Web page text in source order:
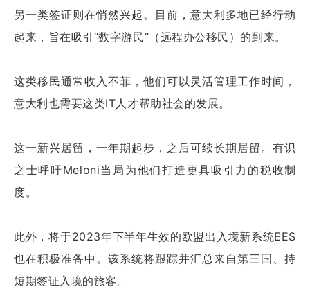
另一类签证则在悄然兴起。目前，意大利多地已经行动
起来，旨在吸引“数字游民”（远程办公移民）的到来。
这类移民通常收入不菲，他们可以灵活管理工作时间，
意大利也需要这类IT人才帮助社会的发展。
这一新兴居留，一年期起步，之后可续长期居留。有识
之士呼吁Meloni当局为他们打造更具吸引力的税收制
度。
此外，将于2023年下半年生效的欧盟出入境新系统EES
也在积极准备中。该系统将跟踪并汇总来自第三国、持
短期签证入境的旅客。